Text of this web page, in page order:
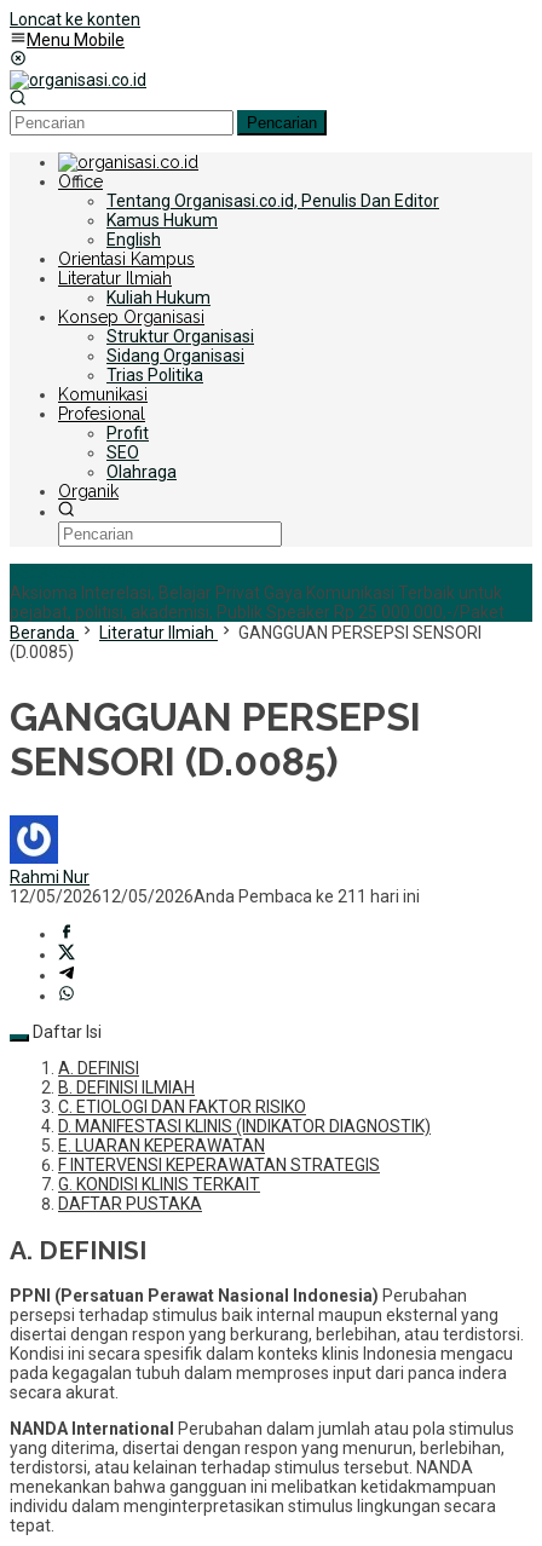
Loncat ke konten
Menu Mobile
Pencarian
Office
Tentang Organisasi.co.id, Penulis Dan Editor
Kamus Hukum
English
Orientasi Kampus
Literatur Ilmiah
Kuliah Hukum
Konsep Organisasi
Struktur Organisasi
Sidang Organisasi
Trias Politika
Komunikasi
Profesional
Profit
SEO
Olahraga
Organik
Aksioma Interelasi, Belajar Privat Gaya Komunikasi Terbaik untuk
pejabat, politisi, akademisi, Publik Speaker Rp 25.000.000,-/Paket
Beranda
Literatur Ilmiah
GANGGUAN PERSEPSI SENSORI
(D.0085)
GANGGUAN PERSEPSI
SENSORI (D.0085)
Rahmi Nur
12/05/202612/05/2026Anda Pembaca ke 211 hari ini
Daftar Isi
A. DEFINISI
B. DEFINISI ILMIAH
C. ETIOLOGI DAN FAKTOR RISIKO
D. MANIFESTASI KLINIS (INDIKATOR DIAGNOSTIK)
E. LUARAN KEPERAWATAN
F INTERVENSI KEPERAWATAN STRATEGIS
G. KONDISI KLINIS TERKAIT
DAFTAR PUSTAKA
A. DEFINISI
PPNI (Persatuan Perawat Nasional Indonesia) Perubahan
persepsi terhadap stimulus baik internal maupun eksternal yang
disertai dengan respon yang berkurang, berlebihan, atau terdistorsi.
Kondisi ini secara spesifik dalam konteks klinis Indonesia mengacu
pada kegagalan tubuh dalam memproses input dari panca indera
secara akurat.
NANDA International
Perubahan dalam jumlah atau pola stimulus
yang diterima, disertai dengan respon yang menurun, berlebihan,
terdistorsi, atau kelainan terhadap stimulus tersebut. NANDA
menekankan bahwa gangguan ini melibatkan ketidakmampuan
individu dalam menginterpretasikan stimulus lingkungan secara
tepat.